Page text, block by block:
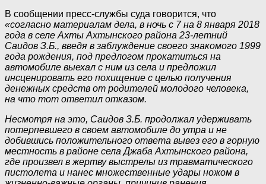
В сообщении пресс-службы суда говорится, что
«согласно материалам дела, в ночь с 7 на 8 января 2018
года в селе Ахты Ахтынского района 23-летний
Саидов З.Б., введя в заблуждение своего знакомого 1999
года рождения, под предлогом прокатиться на
автомобиле выехал с ним из села и предложил
инсценировать его похищение с целью получения
денежных средств от родителей молодого человека,
на что тот ответил отказом.
Несмотря на это, Саидов З.Б. продолжал удерживать
потерпевшего в своем автомобиле до утра и не
добившись положительного ответа вывез его в горную
местность в районе села Джаба Ахтынского района,
где произвел в жертву выстрелы из травматического
пистолета и нанес множественные удары ножом в